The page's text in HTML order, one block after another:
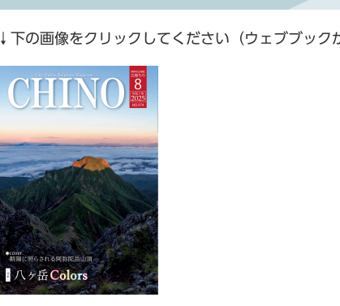
↓下の画像をクリックしてください（ウェブブック